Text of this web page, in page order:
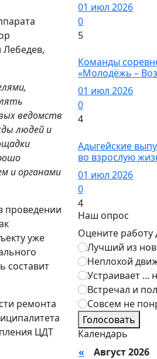
ведомств
людей и
и органами
проведении
уже
составит
ремонта
ЦДТ
01 июл 2026
0
5
Команды
«Молодёжь –
01 июл 2026
0
4
Адыгейские
во взрослую
01 июл 2026
0
4
Наш опрос
Оцените работу
Лучший из
Неплохой
Устраивает ...
Встречал и
Совсем не
Голосовать
Календарь
« Август